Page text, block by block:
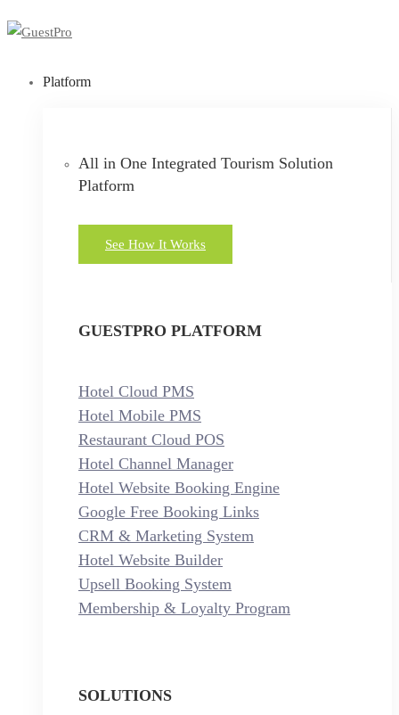
Platform
All in One Integrated Tourism Solution
Platform
See How It Works
GUESTPRO PLATFORM
Hotel Cloud PMS
Hotel Mobile PMS
Restaurant Cloud POS
Hotel Channel Manager
Hotel Website Booking Engine
Google Free Booking Links
CRM & Marketing System
Hotel Website Builder
Upsell Booking System
Membership & Loyalty Program
SOLUTIONS